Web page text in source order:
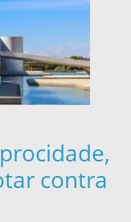
contra